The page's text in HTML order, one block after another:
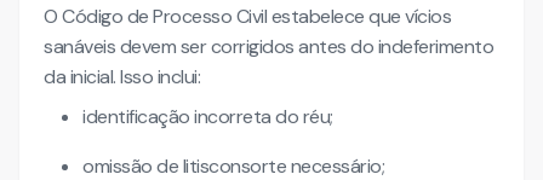
O Código de Processo Civil estabelece que vícios
sanáveis devem ser corrigidos antes do indeferimento
da inicial. Isso inclui:
identificação incorreta do réu;
omissão de litisconsorte necessário;